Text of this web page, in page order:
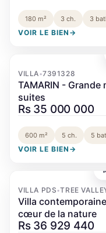
180 m² 3 ch. 3
VOIR LE BIEN →
VILLA•7391328
TAMARIN -
suites
Rs 35 000 000
600 m² 5 ch. 5
VOIR LE BIEN →
VILLA PDS•TREE
Villa
cœur de la nature
Rs 36 929 440